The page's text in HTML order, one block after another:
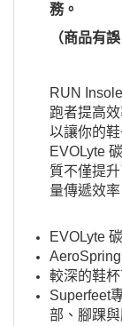
務。
（商品有
RUN
跑者提高
以讓你的
EVOLyte
質不僅提
量傳遞效率
EVOLyte
較深的鞋
Superfeet
部、腳踝